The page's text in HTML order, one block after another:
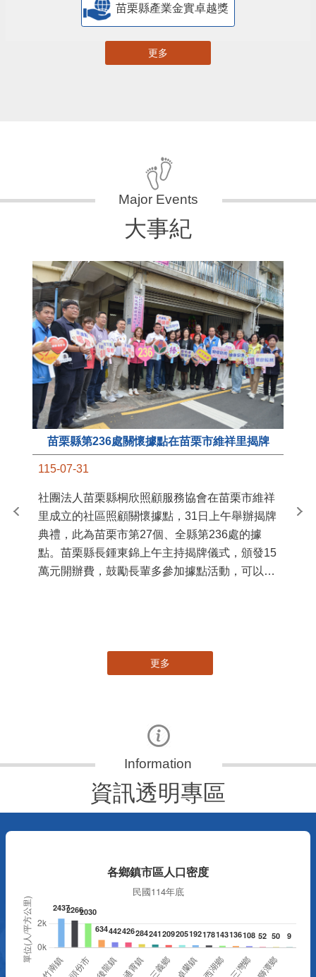
苗栗縣產業金實卓越獎
更多
大事紀
苗栗縣第236處關懷據點在苗栗市維祥里揭牌
115-07-31
社團法人苗栗縣桐欣照顧服務協會在苗栗市維祥
里成立的社區照顧關懷據點，31日上午舉辦揭牌
典禮，此為苗栗市第27個、全縣第236處的據
點。苗栗縣長鍾東錦上午主持揭牌儀式，頒發15
萬元開辦費，鼓勵長輩多參加據點活動，可以更
苗
更多
資訊透明專區